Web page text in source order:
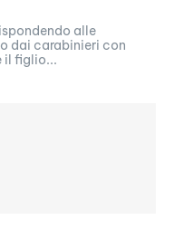
alle
dai carabinieri con
il figlio...